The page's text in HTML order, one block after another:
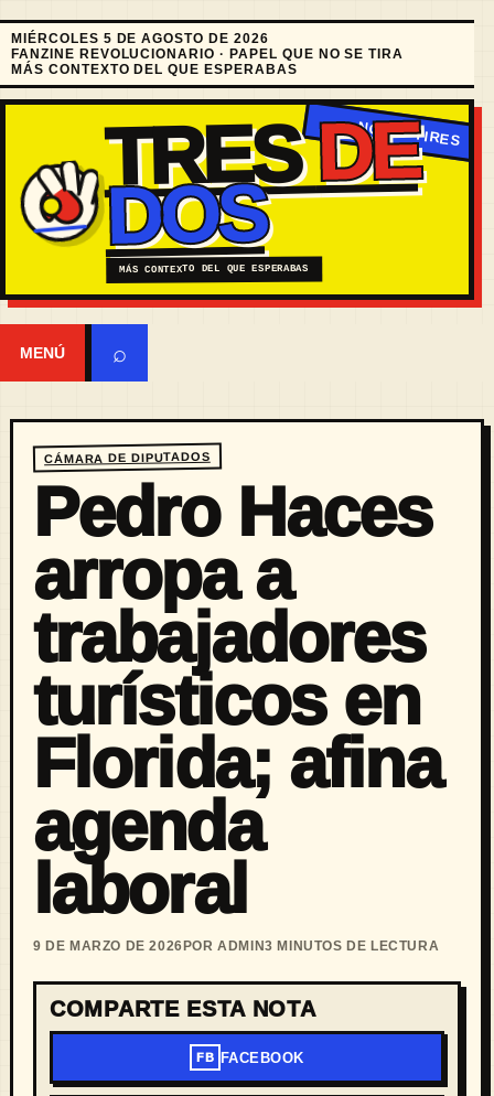
MIÉRCOLES 5 DE AGOSTO DE 2026
FANZINE REVOLUCIONARIO · PAPEL QUE NO SE TIRA
MÁS CONTEXTO DEL QUE ESPERABAS
TRESDE
DOS
MÁS CONTEXTO DEL QUE ESPERABAS
MENÚ ⌕
CÁMARA DE DIPUTADOS
Pedro Haces
arropa a
trabajadores
turísticos en
Florida; afina
agenda
laboral
9 DE MARZO DE 2026 POR ADMIN3 MINUTOS DE LECTURA
COMPARTE ESTA NOTA
FB FACEBOOK